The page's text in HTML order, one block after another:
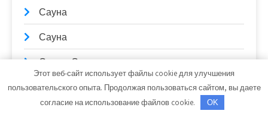
Сауна
Сауна
Сауна, Сауна
Сауна, Сауна
Этот веб-сайт использует файлы cookie для улучшения
пользовательского опыта. Продолжая пользоваться сайтом, вы даете
согласие на использование файлов cookie.
OK